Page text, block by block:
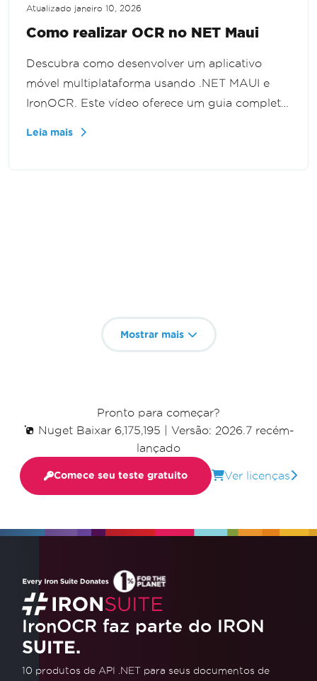
Atualizado janeiro 10, 2026
Como realizar OCR no NET Maui
Descubra como desenvolver um aplicativo
móvel multiplataforma usando .NET MAUI e
IronOCR. Este vídeo oferece um guia completo
Leia mais
Mostrar mais
Pronto para começar?
Nuget Baixar 6,175,195
Versão: 2026.7 recém-
lançado
Comece seu teste gratuito Ver licenças
IronOCR faz parte do IRON
SUITE.
10 produtos de API .NET para seus documentos de